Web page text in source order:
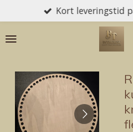
til
hovedinnhold
Kort leveringstid